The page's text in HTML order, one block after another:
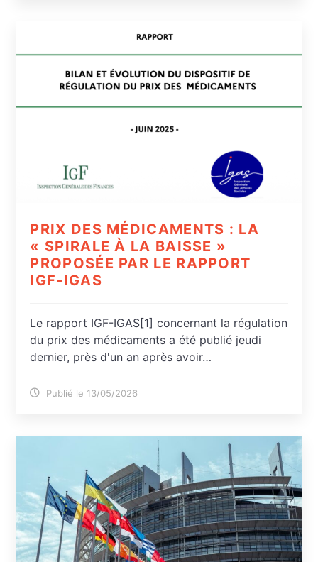
PRIX DES MÉDICAMENTS : LA
« SPIRALE À LA BAISSE »
PROPOSÉE PAR LE RAPPORT
IGF-IGAS
Le rapport IGF-IGAS[1] concernant la régulation
du prix des médicaments a été publié jeudi
dernier, près d'un an après avoir…
Publié le 13/05/2026